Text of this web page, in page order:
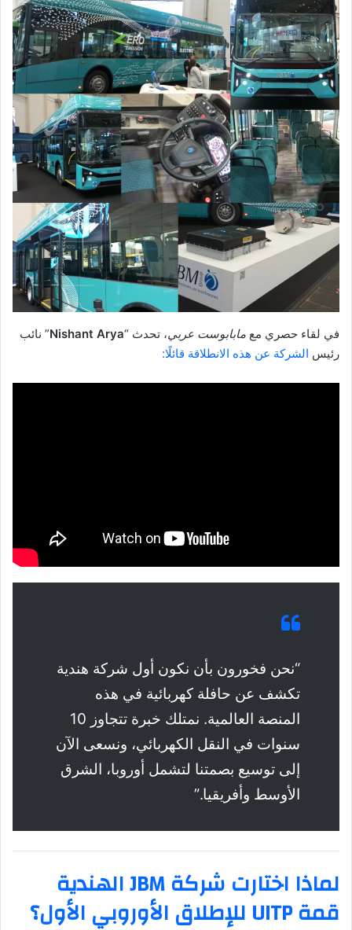
في لقاء حصري مع مابابوست عربي، تحدث “Nishant Arya” نائب
رئيس الشركة عن هذه الانطلاقة قائلًا:
“نحن فخورون بأن نكون أول شركة هندية
تكشف عن حافلة كهربائية في هذه
المنصة العالمية. نمتلك خبرة تتجاوز 10
سنوات في النقل الكهربائي، ونسعى الآن
إلى توسيع بصمتنا لتشمل أوروبا، الشرق
الأوسط وأفريقيا.”
لماذا اختارت شركة JBM الهندية
قمة UITP للإطلاق الأوروبي الأول؟